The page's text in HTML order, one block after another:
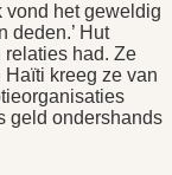
vond het geweldig
deden.’ Hut
relaties had. Ze
kreeg ze van
geld ondershands